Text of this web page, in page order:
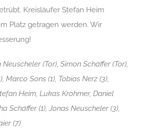
Kreisläufer Stefan Heim
Platz getragen werden. Wir
(Tor), Simon Schäffer (Tor),
Marco Sons (1), Tobias Nerz (3),
Heim, Lukas Krohmer, Daniel
Schäffer (1), Jonas Neuscheler (3),
(7)